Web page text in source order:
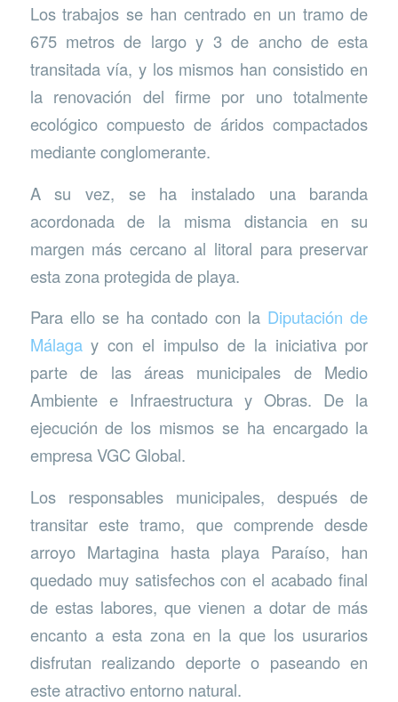
Los trabajos se han centrado en un tramo de
675 metros de largo y 3 de ancho de esta
transitada vía, y los mismos han consistido en
la renovación del firme por uno totalmente
ecológico compuesto de áridos compactados
mediante conglomerante.
A su vez, se ha instalado una baranda
acordonada de la misma distancia en su
margen más cercano al litoral para preservar
esta zona protegida de playa.
Para ello se ha contado con la Diputación de
Málagay con el impulso de la iniciativa por
parte de las áreas municipales de Medio
Ambiente e Infraestructura y Obras. De la
ejecución de los mismos se ha encargado la
empresa VGC Global.
Los responsables municipales, después de
transitar este tramo, que comprende desde
arroyo Martagina hasta playa Paraíso, han
quedado muy satisfechos con el acabado final
de estas labores, que vienen a dotar de más
encanto a esta zona en la que los usurarios
disfrutan realizando deporte o paseando en
este atractivo entorno natural.